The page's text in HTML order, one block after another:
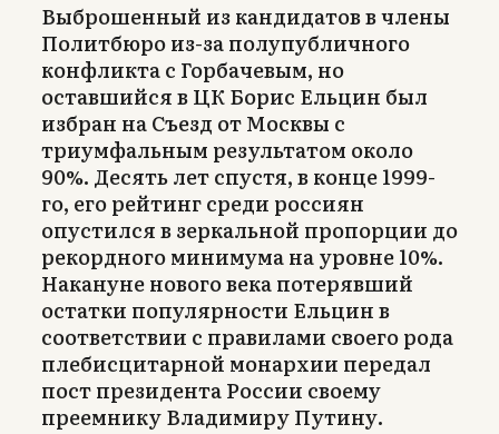
Выброшенный из кандидатов в члены
Политбюро из-за полупубличного
конфликта с Горбачевым, но
оставшийся в ЦК Борис Ельцин был
избран на Съезд от Москвы с
триумфальным результатом около
90%. Десять лет спустя, в конце 1999-
го, его рейтинг среди россиян
опустился в зеркальной пропорции до
рекордного минимума на уровне 10%.
Накануне нового века потерявший
остатки популярности Ельцин в
соответствии с правилами своего рода
плебисцитарной монархии передал
пост президента России своему
преемнику Владимиру Путину.